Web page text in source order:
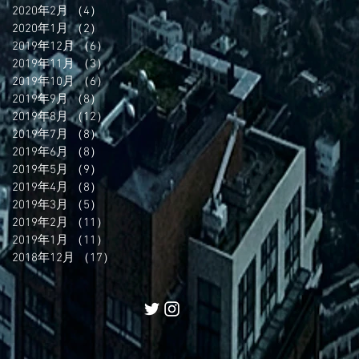
2020年2月
（4）
4件の記事
2020年1月 （2）
2件の記事
2019年12月 （6）6件の記事
2019年11月 （3）3件の記事
2019年10月 （6）6件の記事
2019年9月 （8）8件の記事
2019年8月 （12）12件の記事
2019年7月
（8）8件の記事
2019年6月
（8）
8件の記事
2019年5月
（9）
9件の記事
2019年4月
（8）
8件の記事
2019年3月
（5）
5件の記事
2019年2月
（11）
2019年1月
（11）
2018年12月
（17）